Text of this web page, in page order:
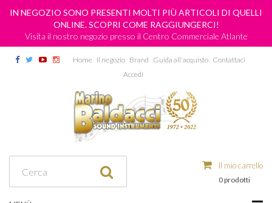
IN NEGOZIO SONO PRESENTI MOLTI PIÙ ARTICOLI DI QUELLI
ONLINE. SCOPRI COME RAGGIUNGERCI!
Visita il nostro negozio presso il Centro Commerciale Atlante
Home Il negozio Brand Guida all'acquisto Contattaci
Accedi
Il mio carrello
0 prodotti